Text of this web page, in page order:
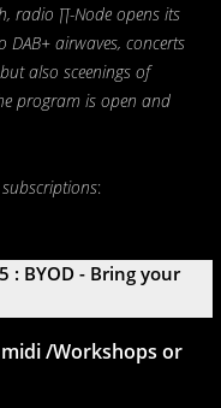
radio ∏-Node opens its
airwaves, concerts
also sceenings of
program is open and
:
: BYOD - Bring your
/Workshops or